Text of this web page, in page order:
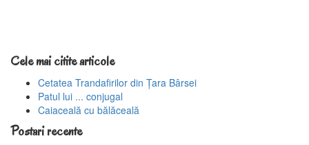
Cele mai citite articole
Cetatea Trandafirilor din Țara Bârsei
Patul lui ... conjugal
Caiaceală cu bălăceală
Postari recente